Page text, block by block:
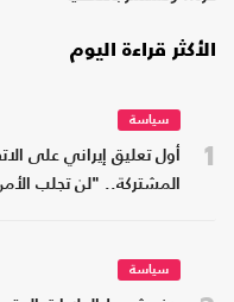
الأكثر قراءة اليوم
1
سياسة
أول تعليق إيراني على
المشتركة.. "لن تجلب
سياسة